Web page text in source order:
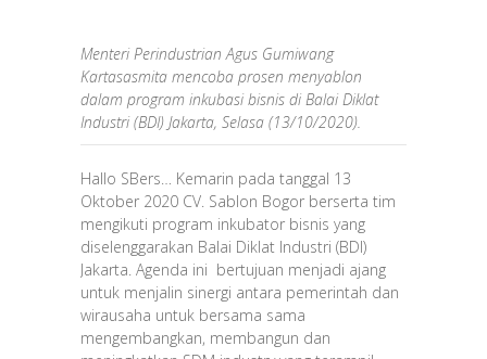
Menteri Perindustrian Agus Gumiwang
Kartasasmita mencoba prosen menyablon
dalam program inkubasi bisnis di Balai Diklat
Industri (BDI) Jakarta, Selasa (13/10/2020).
Hallo SBers… Kemarin pada tanggal 13
Oktober 2020 CV. Sablon Bogor berserta tim
mengikuti program inkubator bisnis yang
diselenggarakan Balai Diklat Industri (BDI)
Jakarta. Agenda ini bertujuan menjadi ajang
untuk menjalin sinergi antara pemerintah dan
wirausaha untuk bersama sama
mengembangkan, membangun dan